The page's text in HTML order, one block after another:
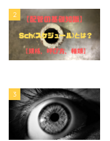
2
3